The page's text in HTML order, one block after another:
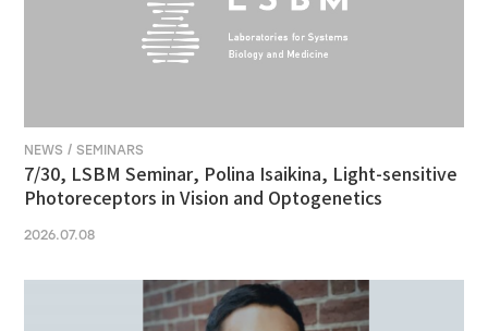
NEWS / SEMINARS
7/30, LSBM Seminar, Polina Isaikina, Light-sensitive
Photoreceptors in Vision and Optogenetics
2026.07.08